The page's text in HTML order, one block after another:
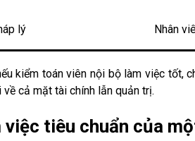
lý Nhân
kiểm toán viên nội bộ làm việc tốt,
cả mặt tài chính lẫn quản trị.
việc tiêu chuẩn của